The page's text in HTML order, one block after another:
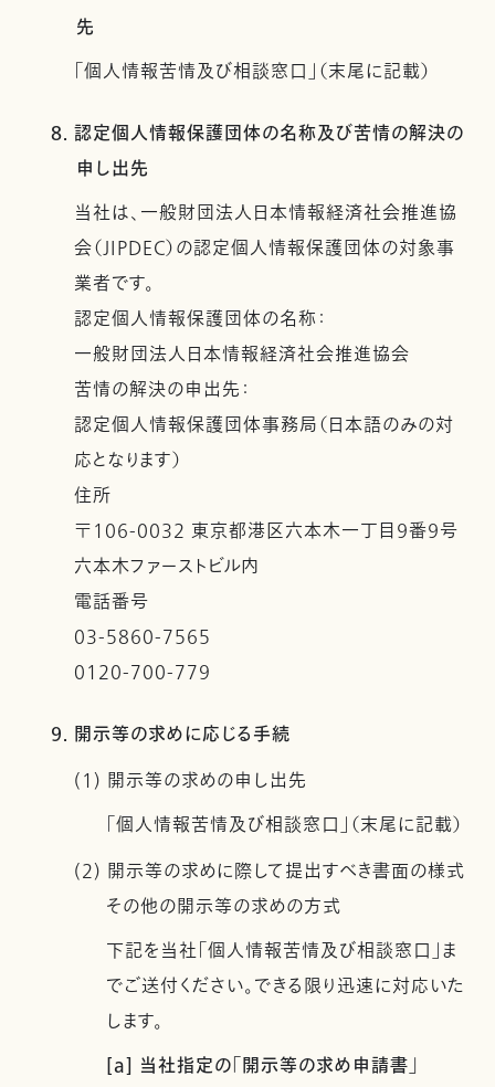
先
「個人情報苦情及び相談窓口」（末尾に記載）
8. 認定個人情報保護団体の名称及び苦情の解決の
申し出先
当社は、一般財団法人日本情報経済社会推進協
会（JIPDEC）の認定個人情報保護団体の対象事
業者です。
認定個人情報保護団体の名称：
一般財団法人日本情報経済社会推進協会
苦情の解決の申出先：
認定個人情報保護団体事務局（日本語のみの対
応となります）
住所
〒106-0032 東京都港区六本木一丁目９番９号
六本木ファーストビル内
電話番号
03-5860-7565
0120-700-779
9. 開示等の求めに応じる手続
(1) 開示等の求めの申し出先
「個人情報苦情及び相談窓口」（末尾に記載）
(2) 開示等の求めに際して提出すべき書面の様式
その他の開示等の求めの方式
下記を当社「個人情報苦情及び相談窓口」ま
でご送付ください。できる限り迅速に対応いた
します。
[a] 当社指定の「開示等の求め申請書」